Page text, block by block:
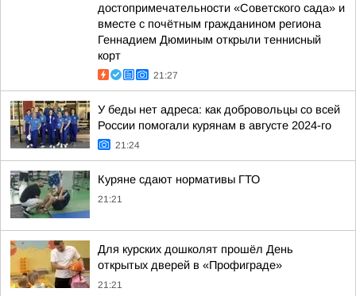
достопримечательности «Советского сада» и
вместе с почётным гражданином региона
Геннадием Дюминым открыли теннисный
корт
21:27
У беды нет адреса: как добровольцы со всей
России помогали курянам в августе 2024-го
21:24
Куряне сдают нормативы ГТО
21:21
Для курских дошколят прошёл День
открытых дверей в «Профиграде»
21:21